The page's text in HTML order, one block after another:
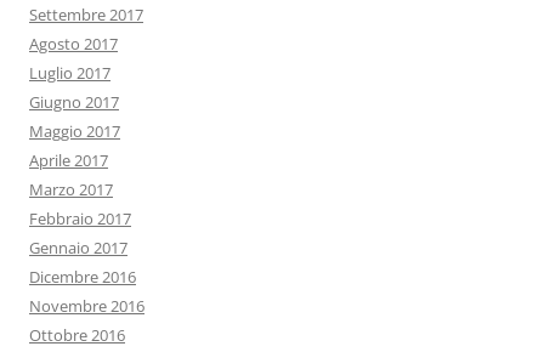
Settembre 2017
Agosto 2017
Luglio 2017
Giugno 2017
Maggio 2017
Aprile 2017
Marzo 2017
Febbraio 2017
Gennaio 2017
Dicembre 2016
Novembre 2016
Ottobre 2016